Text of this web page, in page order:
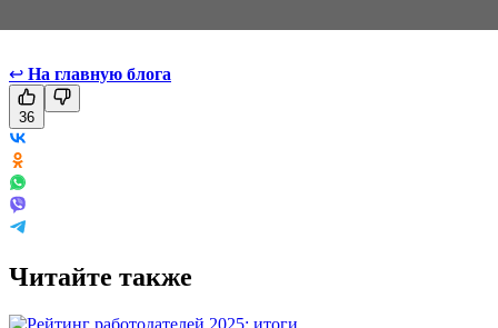
↩ На главную блога
36
Читайте также